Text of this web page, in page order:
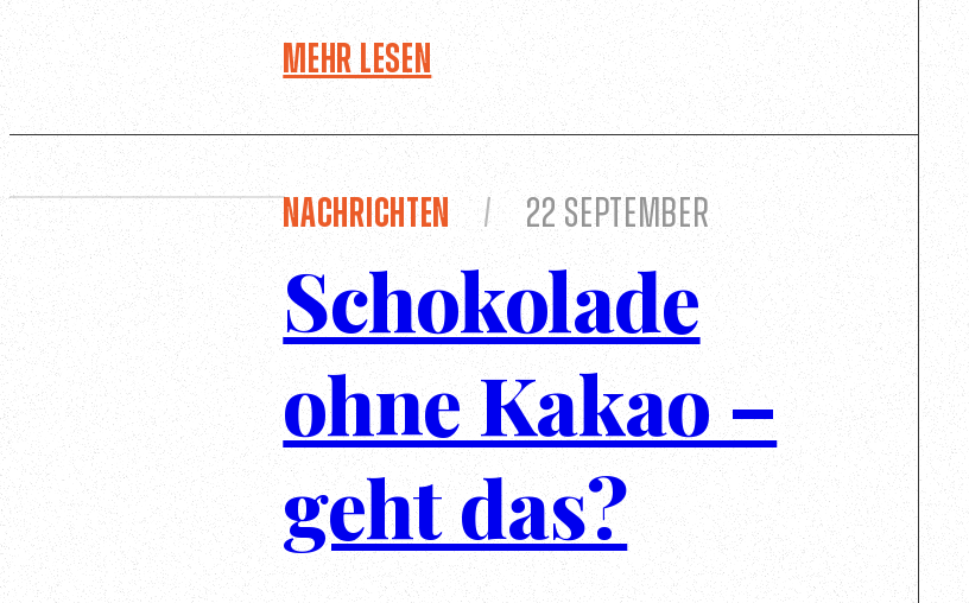
Mehr lesen
Nachrichten / 22 September
Schokolade
ohne Kakao –
geht das?